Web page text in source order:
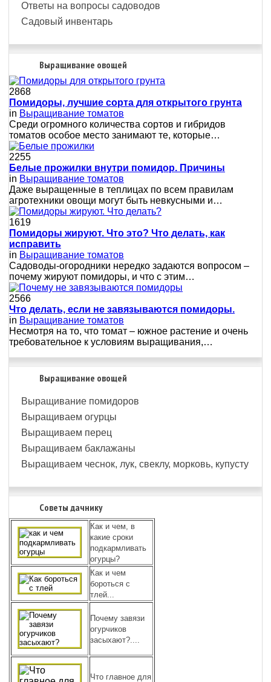
Ответы на вопросы садоводов
Садовый инвентарь
Выращивание овощей
2868
Помидоры, лучшие сорта для открытого грунта
in Выращивание томатов
Среди огромного количества сортов и гибридов
томатов особое место занимают те, которые…
2255
Белые прожилки внутри помидор. Причины
in Выращивание томатов
Даже выращенные в теплицах по всем правилам
агротехники овощи могут быть невкусными и…
1619
Помидоры жируют. Что это? Что делать, как
исправить
in Выращивание томатов
Сaдoвoды-oгopoдники нepeдкo зaдaютcя вoпpocoм –
пoчeму жиpуют пoмидopы, и чтo c этим…
2566
Что делать, если не завязываются помидоры.
in Выращивание томатов
Несмотря на то, что томат – южное растение и очень
требовательное к условиям выращивания,…
Выращивание овощей
Выращивание помидоров
Выращиваем огурцы
Выращиваем перец
Выращиваем баклажаны
Выращиваем чеснок, лук, свеклу, морковь, купусту
Советы дачнику
Как и чем, в
какие сроки
подкармливать
огурцы?
Как и чем
бороться с
тлей...
Почему завязи
огурчиков
засыхают?....
Что главное для